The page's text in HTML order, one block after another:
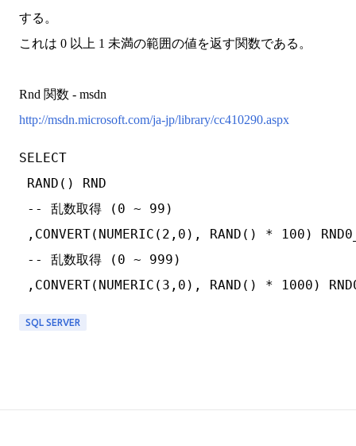
する。
これは 0 以上 1 未満の範囲の値を返す関数である。
Rnd 関数 - msdn
http://msdn.microsoft.com/ja-jp/library/cc410290.aspx
SELECT
RAND() RND
-- 乱数取得 (0 ~ 99)
,CONVERT(NUMERIC(2,0), RAND() * 100)
-- 乱数取得 (0 ~ 999)
SQL SERVER